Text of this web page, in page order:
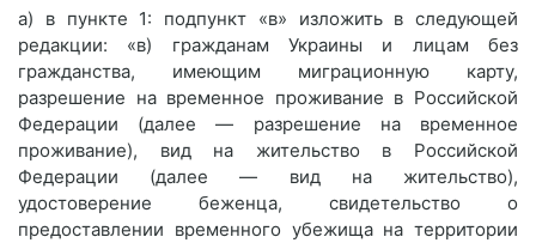
а) в пункте 1: подпункт «в» изложить в следующей
редакции: «в) гражданам Украины и лицам без
гражданства, имеющим миграционную карту,
разрешение на временное проживание в Российской
Федерации (далее — разрешение на временное
проживание), вид на жительство в Российской
Федерации (далее — вид на жительство),
удостоверение беженца, свидетельство о
предоставлении временного убежища на территории